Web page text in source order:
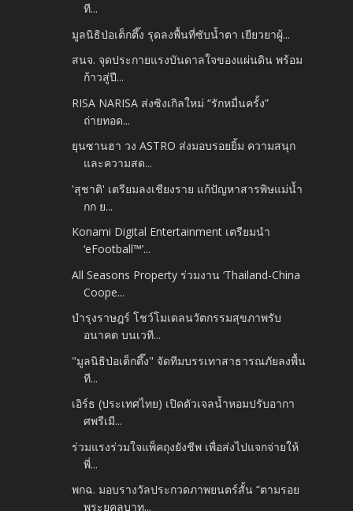
ที...
มูลนิธิป่อเต็กตึ๊ง รุดลงพื้นที่ซับน้ำตา เยียวยาผู้...
สนจ. จุดประกายแรงบันดาลใจของแผ่นดิน พร้อม
ก้าวสู่ปี...
RISA NARISA ส่งซิงเกิลใหม่ “รักหมื่นครั้ง”
ถ่ายทอด...
ยุนซานฮา วง ASTRO ส่งมอบรอยยิ้ม ความสนุก
และความสด...
'สุชาติ' เตรียมลงเชียงราย แก้ปัญหาสารพิษแม่น้ำ
กก ย...
Konami Digital Entertainment เตรียมนำ
‘eFootball™’...
All Seasons Property ร่วมงาน ‘Thailand-China
Coope...
บำรุงราษฎร์ โชว์โมเดลนวัตกรรมสุขภาพรับ
อนาคต บนเวที...
"มูลนิธิป่อเต็กตึ๊ง" จัดทีมบรรเทาสาธารณภัยลงพื้น
ที...
เอิร์ธ (ประเทศไทย) เปิดตัวเจลน้ำหอมปรับอากา
ศพรีเมี...
ร่วมแรงร่วมใจแพ็คถุงยังชีพ เพื่อส่งไปแจกจ่ายให้
พี่...
พกฉ. มอบรางวัลประกวดภาพยนตร์สั้น “ตามรอย
พระยุคลบาท...